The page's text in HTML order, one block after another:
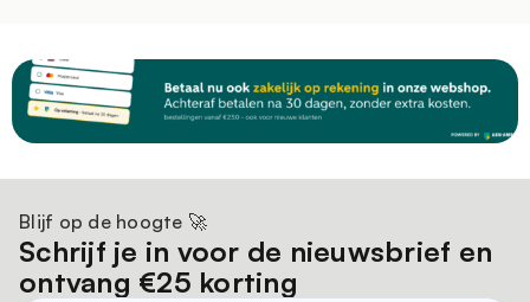
Blijf op de hoogte 🚀
Schrijf je in voor de nieuwsbrief en
ontvang €25 korting